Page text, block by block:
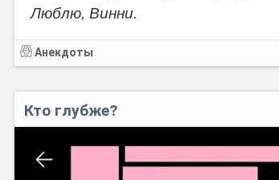
Люблю, Винни.
Анекдоты
Кто глубже?